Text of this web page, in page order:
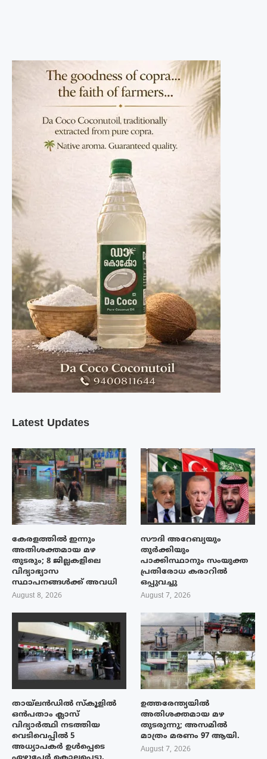
Latest Updates
കേരളത്തിൽ ഇന്നും
അതിശക്തമായ മഴ
തുടരും; 8 ജില്ലകളിലെ
വിദ്യാഭ്യാസ
സ്ഥാപനങ്ങൾക്ക് അവധി
August 8, 2026
സൗദി അറേബ്യയും
തുർക്കിയും
പാക്കിസ്ഥാനും സംയുക്ത
പ്രതിരോധ കരാറിൽ
ഒപ്പുവച്ചു
August 7, 2026
തായ്‌ലൻഡിൽ സ്കൂളിൽ
ഒൻപതാം ക്ലാസ്
വിദ്യാർത്ഥി നടത്തിയ
വെടിവെപ്പിൽ 5
അധ്യാപകർ ഉൾപ്പെടെ
ഉത്തരേന്ത്യയിൽ
അതിശക്തമായ മഴ
തുടരുന്നു; അസമിൽ
മാത്രം മരണം 97 ആയി.
August 7, 2026